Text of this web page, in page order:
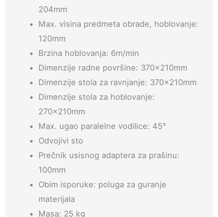
204mm
Max. visina predmeta obrade, hoblovanje:
120mm
Brzina hoblovanja: 6m/min
Dimenzije radne površine: 370x210mm
Dimenzije stola za ravnjanje: 370x210mm
Dimenzije stola za hoblovanje:
270x210mm
Max. ugao paralelne vodilice: 45°
Odvojivi sto
Prečnik usisnog adaptera za prašinu:
100mm
Obim isporuke: poluga za guranje
materijala
Masa: 25 kg